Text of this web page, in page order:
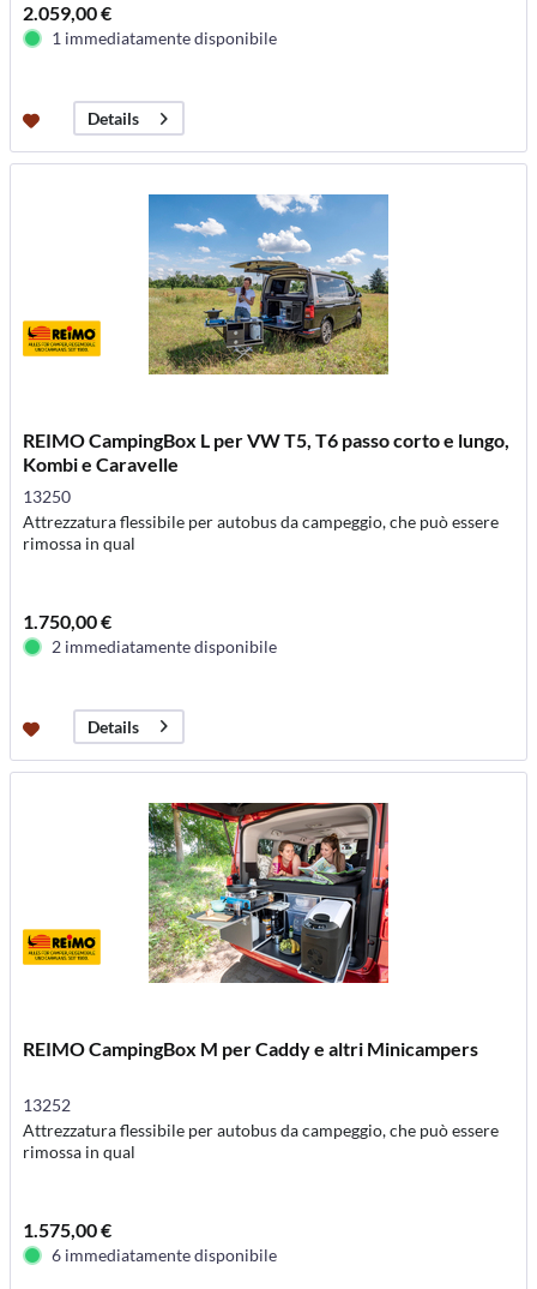
2.059,00 €
1 immediatamente disponibile
Details
REIMO CampingBox L per VW T5, T6 passo corto e lungo,
Kombi e Caravelle
13250
Attrezzatura flessibile per autobus da campeggio, che può essere
rimossa in qual
1.750,00 €
2 immediatamente disponibile
Details
REIMO CampingBox M per Caddy e altri Minicampers
13252
Attrezzatura flessibile per autobus da campeggio, che può essere
rimossa in qual
1.575,00 €
6 immediatamente disponibile